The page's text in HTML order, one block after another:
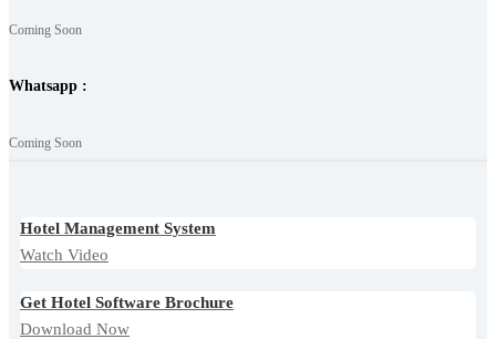
Coming Soon
Whatsapp :
Coming Soon
Hotel Management System
Watch Video
Get Hotel Software Brochure
Download Now